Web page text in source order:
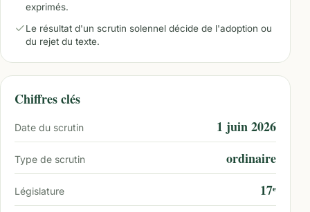
exprimés.
Le résultat d'un scrutin solennel décide de l'adoption ou
du rejet du texte.
Chiffres clés
Date du scrutin 1 juin 2026
Type de scrutin ordinaire
Législature 17ᵉ